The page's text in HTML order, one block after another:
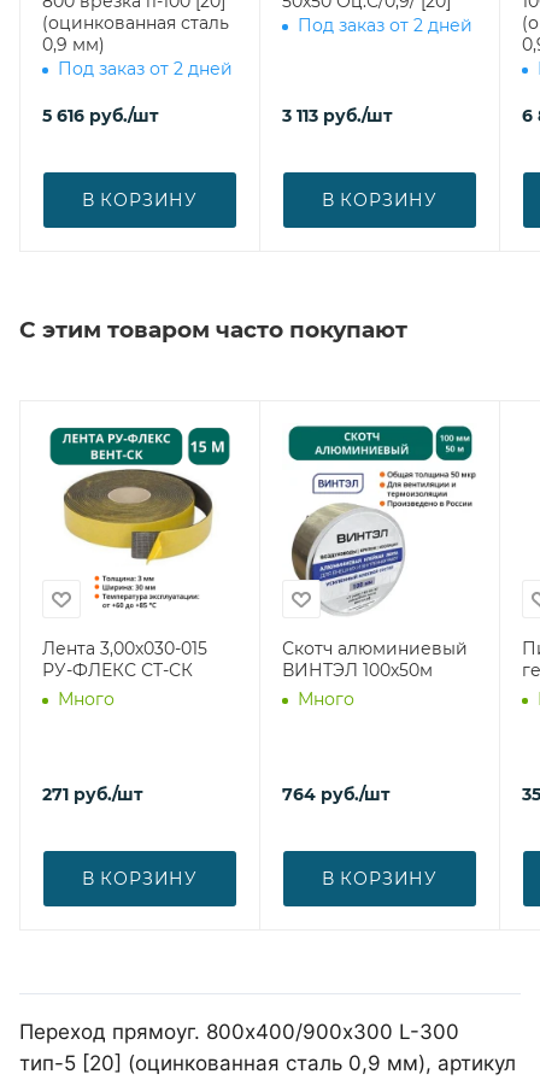
(оцинкованная сталь
0,9 мм)
Под заказ от 2 дней
5 616 руб./шт
В КОРЗИНУ
Под заказ от 2 дней
3 113 руб./шт
В КОРЗИНУ
6
С этим товаром часто покупают
Лента 3,00х030-015
РУ-ФЛЕКС СТ-СК
Много
271 руб./шт
В КОРЗИНУ
Скотч алюминиевый
ВИНТЭЛ 100х50м
Много
764 руб./шт
В КОРЗИНУ
Переход прямоуг. 800х400/900х300 L-300
тип-5 [20] (оцинкованная сталь 0,9 мм), артикул